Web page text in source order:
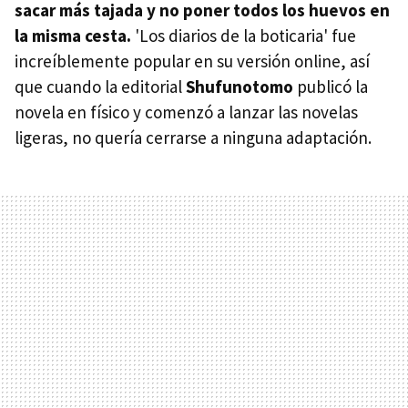
sacar más tajada y no poner todos los huevos en
la misma cesta. 'Los diarios de la boticaria' fue
increíblemente popular en su versión online, así
que cuando la editorialShufunotomo publicó la
novela en físico y comenzó a lanzar las novelas
ligeras, no quería cerrarse a ninguna adaptación.